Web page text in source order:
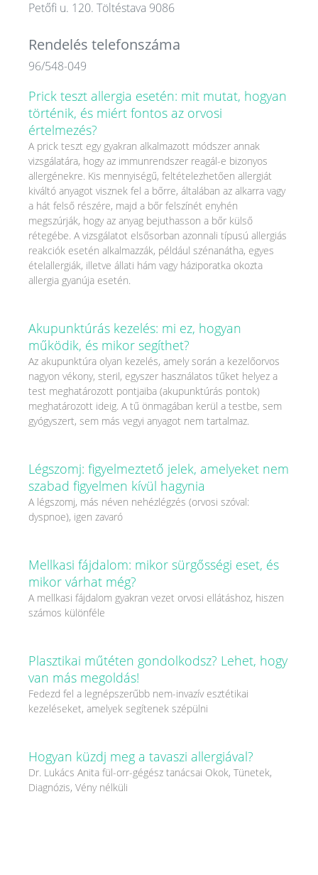
Petőfi u. 120. Töltéstava 9086
Rendelés telefonszáma
96/548-049
Prick teszt allergia esetén: mit mutat, hogyan
történik, és miért fontos az orvosi
értelmezés?
A prick teszt egy gyakran alkalmazott módszer annak
vizsgálatára, hogy az immunrendszer reagál-e bizonyos
allergénekre. Kis mennyiségű, feltételezhetően allergiát
kiváltó anyagot visznek fel a bőrre, általában az alkarra vagy
a hát felső részére, majd a bőr felszínét enyhén
megszúrják, hogy az anyag bejuthasson a bőr külső
rétegébe. A vizsgálatot elsősorban azonnali típusú allergiás
reakciók esetén alkalmazzák, például szénanátha, egyes
ételallergiák, illetve állati hám vagy háziporatka okozta
allergia gyanúja esetén.
Akupunktúrás kezelés: mi ez, hogyan
működik, és mikor segíthet?
Az akupunktúra olyan kezelés, amely során a kezelőorvos
nagyon vékony, steril, egyszer használatos tűket helyez a
test meghatározott pontjaiba (akupunktúrás pontok)
meghatározott ideig. A tű önmagában kerül a testbe, sem
gyógyszert, sem más vegyi anyagot nem tartalmaz.
Légszomj: figyelmeztető jelek, amelyeket nem
szabad figyelmen kívül hagynia
A légszomj, más néven nehézlégzés (orvosi szóval:
dyspnoe), igen zavaró
Mellkasi fájdalom: mikor sürgősségi eset, és
mikor várhat még?
A mellkasi fájdalom gyakran vezet orvosi ellátáshoz, hiszen
számos különféle
Plasztikai műtéten gondolkodsz? Lehet, hogy
van más megoldás!
Fedezd fel a legnépszerűbb nem-invazív esztétikai
kezeléseket, amelyek segítenek szépülni
Hogyan küzdj meg a tavaszi allergiával?
Dr. Lukács Anita fül-orr-gégész tanácsai Okok, Tünetek,
Diagnózis, Vény nélküli